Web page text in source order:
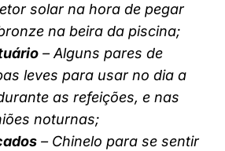
solar na hora de pegar
na beira da piscina;
– Alguns pares de
leves para usar no dia a
as refeições, e nas
noturnas;
– Chinelo para se sentir